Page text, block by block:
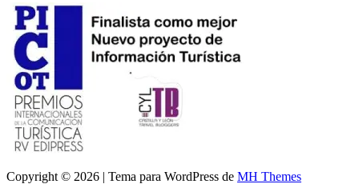
Copyright © 2026 | Tema para WordPress de MH Themes